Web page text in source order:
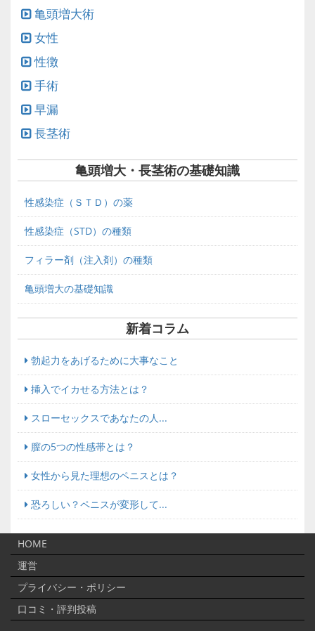
亀頭増大術
女性
性徴
手術
早漏
長茎術
亀頭増大・長茎術の基礎知識
性感染症（ＳＴＤ）の薬
性感染症（STD）の種類
フィラー剤（注入剤）の種類
亀頭増大の基礎知識
新着コラム
勃起力をあげるために大事なこと
挿入でイカせる方法とは？
スローセックスであなたの人...
膣の5つの性感帯とは？
女性から見た理想のペニスとは？
恐ろしい？ペニスが変形して...
HOME
運営
プライバシー・ポリシー
口コミ・評判投稿